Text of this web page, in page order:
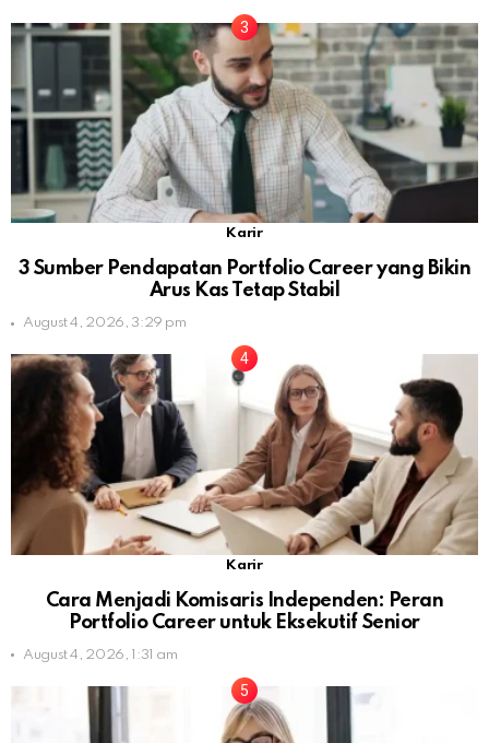
Karir
3 Sumber Pendapatan Portfolio Career yang Bikin
Arus Kas Tetap Stabil
August 4, 2026, 3:29 pm
Karir
Cara Menjadi Komisaris Independen: Peran
Portfolio Career untuk Eksekutif Senior
August 4, 2026, 1:31 am